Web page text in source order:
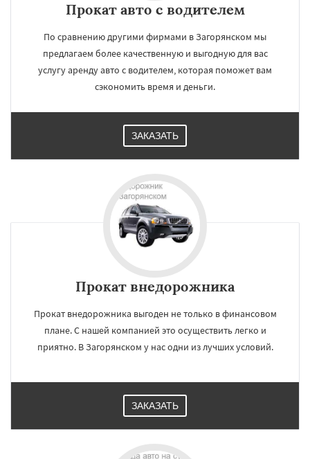
Прокат авто с водителем
По сравнению другими фирмами в Загорянском мы
предлагаем более качественную и выгодную для вас
услугу аренду авто с водителем, которая поможет вам
сэкономить время и деньги.
ЗАКАЗАТЬ
Прокат внедорожника
Прокат внедорожника выгоден не только в финансовом
плане. С нашей компанией это осуществить легко и
приятно. В Загорянском у нас одни из лучших условий.
ЗАКАЗАТЬ